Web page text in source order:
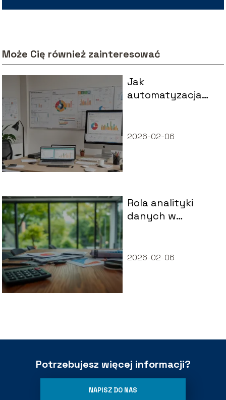
Może Cię również zainteresować
Jak
automatyzacja
firmy?
2026-02-06
Rola analityki
danych w
biznesowych –
2026-02-06
Potrzebujesz więcej informacji?
NAPISZ DO NAS